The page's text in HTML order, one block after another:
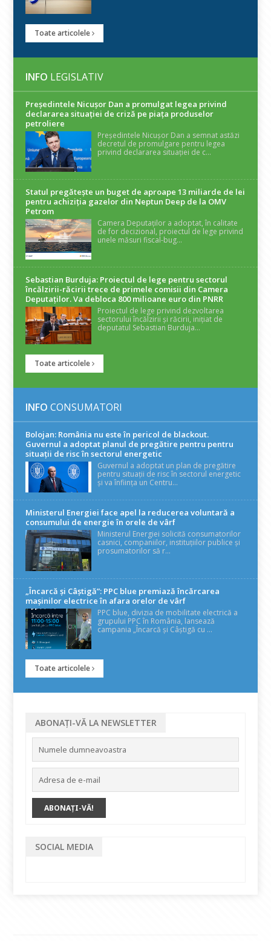
Toate articolele
INFO LEGISLATIV
Președintele Nicuşor Dan a promulgat legea privind
declararea situaţiei de criză pe piaţa produselor
petroliere
Președintele Nicușor Dan a semnat astăzi
decretul de promulgare pentru legea
privind declararea situației de c...
Statul pregătește un buget de aproape 13 miliarde de lei
pentru achiziția gazelor din Neptun Deep de la OMV
Petrom
Camera Deputaților a adoptat, în calitate
de for decizional, proiectul de lege privind
unele măsuri fiscal-bug...
Sebastian Burduja: Proiectul de lege pentru sectorul
încălzirii-răcirii trece de primele comisii din Camera
Deputaților. Va debloca 800 milioane euro din PNRR
Proiectul de lege privind dezvoltarea
sectorului încălzirii și răcirii, inițiat de
deputatul Sebastian Burduja...
Toate articolele
INFO CONSUMATORI
Bolojan: România nu este în pericol de blackout.
Guvernul a adoptat planul de pregătire pentru pentru
situații de risc în sectorul energetic
Guvernul a adoptat un plan de pregătire
pentru situații de risc în sectorul energetic
și va înființa un Centru...
Ministerul Energiei face apel la reducerea voluntară a
consumului de energie în orele de vârf
Ministerul Energiei solicită consumatorilor
casnici, companiilor, instituțiilor publice și
prosumatorilor să r...
„Încarcă și Câștigă”: PPC blue premiază încărcarea
mașinilor electrice în afara orelor de vârf
PPC blue, divizia de mobilitate electrică a
grupului PPC în România, lansează
campania „Încarcă și Câștigă cu ...
Toate articolele
ABONAȚI-VĂ LA NEWSLETTER
SOCIAL MEDIA